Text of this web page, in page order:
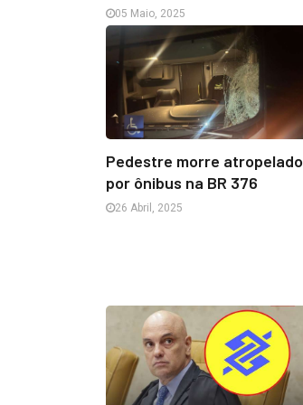
05 Maio, 2025
Pedestre morre atropelado
por ônibus na BR 376
26 Abril, 2025